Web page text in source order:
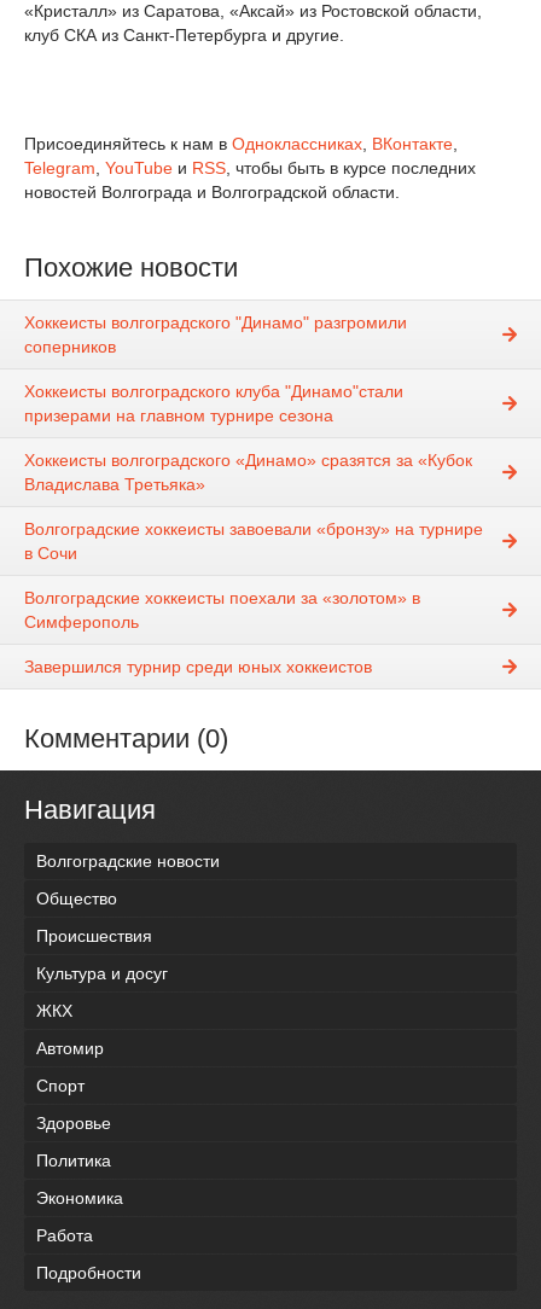
«Кристалл» из Саратова, «Аксай» из Ростовской области,
клуб СКА из Санкт-Петербурга и другие.
Присоединяйтесь к нам в Одноклассниках ВКонтакте
Telegram YouTube и RSS , чтобы быть в курсе последних
новостей Волгограда и Волгоградской области.
Похожие новости
Хоккеисты волгоградского "Динамо" разгромили
соперников
Хоккеисты волгоградского клуба "Динамо"стали
призерами на главном турнире сезона
Хоккеисты волгоградского «Динамо» сразятся за «Кубок
Владислава Третьяка»
Волгоградские хоккеисты завоевали «бронзу» на турнире
в Сочи
Волгоградские хоккеисты поехали за «золотом» в
Симферополь
Завершился турнир среди юных хоккеистов
Комментарии (0)
Навигация
Волгоградские новости
Общество
Происшествия
Культура и досуг
ЖКХ
Автомир
Спорт
Здоровье
Политика
Экономика
Работа
Подробности